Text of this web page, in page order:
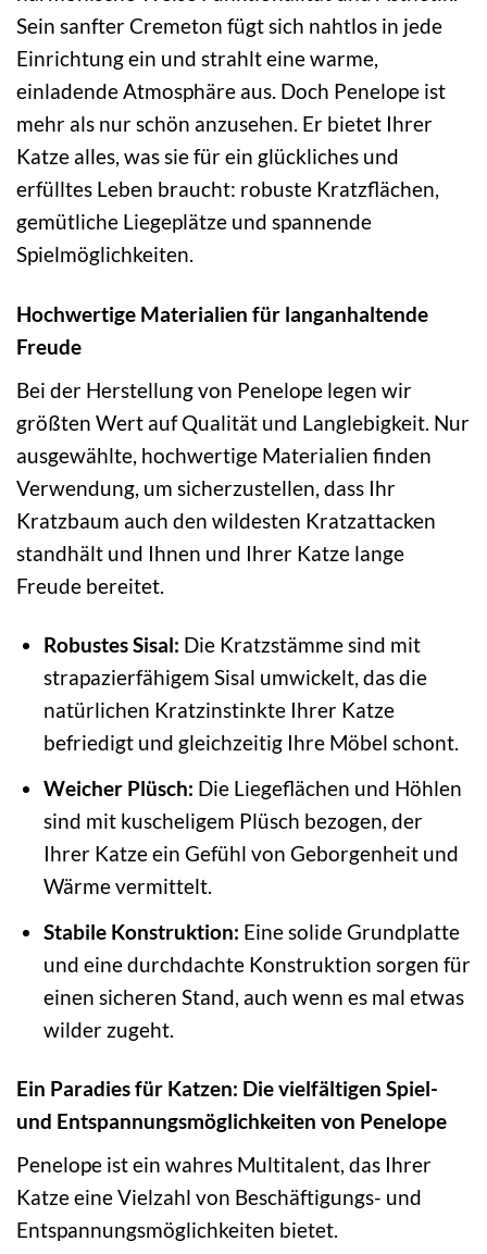
Sein sanfter Cremeton fügt sich nahtlos in jede
Einrichtung ein und strahlt eine warme,
einladende Atmosphäre aus. Doch Penelope ist
mehr als nur schön anzusehen. Er bietet Ihrer
Katze alles, was sie für ein glückliches und
erfülltes Leben braucht: robuste Kratzflächen,
gemütliche Liegeplätze und spannende
Spielmöglichkeiten.
Hochwertige Materialien für langanhaltende
Freude
Bei der Herstellung von Penelope legen wir
größten Wert auf Qualität und Langlebigkeit. Nur
ausgewählte, hochwertige Materialien finden
Verwendung, um sicherzustellen, dass Ihr
Kratzbaum auch den wildesten Kratzattacken
standhält und Ihnen und Ihrer Katze lange
Freude bereitet.
Robustes Sisal: Die Kratzstämme sind mit
strapazierfähigem Sisal umwickelt, das die
natürlichen Kratzinstinkte Ihrer Katze
befriedigt und gleichzeitig Ihre Möbel schont.
Weicher Plüsch: Die Liegeflächen und Höhlen
sind mit kuscheligem Plüsch bezogen, der
Ihrer Katze ein Gefühl von Geborgenheit und
Wärme vermittelt.
Stabile Konstruktion: Eine solide Grundplatte
und eine durchdachte Konstruktion sorgen für
einen sicheren Stand, auch wenn es mal etwas
wilder zugeht.
Ein Paradies für Katzen: Die vielfältigen Spiel-
und Entspannungsmöglichkeiten von Penelope
Penelope ist ein wahres Multitalent, das Ihrer
Katze eine Vielzahl von Beschäftigungs- und
Entspannungsmöglichkeiten bietet.